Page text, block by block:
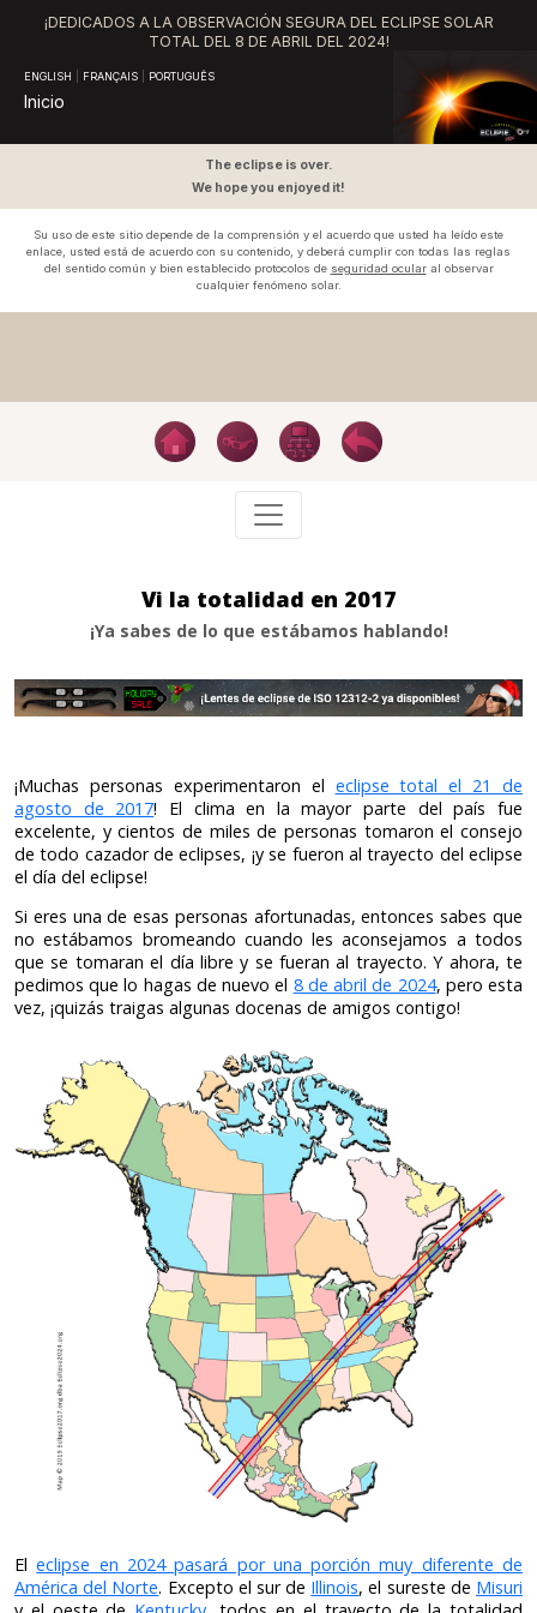
¡DEDICADOS A LA OBSERVACIÓN SEGURA DEL ECLIPSE SOLAR
TOTAL DEL 8 DE ABRIL DEL 2024!
ENGLISH FRANÇAIS PORTUGUÊS
Inicio
The eclipse is over.
We hope you enjoyed it!
Su uso de este sitio depende de la comprensión y el acuerdo que usted ha leído este
enlace, usted está de acuerdo con su contenido, y deberá cumplir con todas las reglas
del sentido común y bien establecido protocolos de seguridad ocularal observar
cualquier fenómeno solar.
Vi la totalidad en 2017
¡Ya sabes de lo que estábamos hablando!
¡Muchas personas experimentaron el eclipse total el 21 de
agosto de 2017! El clima en la mayor parte del país fue
excelente, y cientos de miles de personas tomaron el consejo
de todo cazador de eclipses, ¡y se fueron al trayecto del eclipse
el día del eclipse!
Si eres una de esas personas afortunadas, entonces sabes que
no estábamos bromeando cuando les aconsejamos a todos
que se tomaran el día libre y se fueran al trayecto. Y ahora, te
pedimos que lo hagas de nuevo el 8 de abril de 2024, pero esta
vez, ¡quizás traigas algunas docenas de amigos contigo!
Eleclipse en 2024 pasará por una porción muy diferente de
América del Norte. Excepto el sur de Illinois, el sureste de Misuri